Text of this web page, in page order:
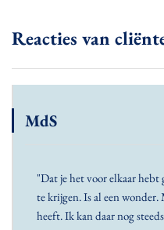
Reacties van
MdS
"Dat je het voor elkaar hebt
te krijgen. Is al een
heeft. Ik kan daar nog